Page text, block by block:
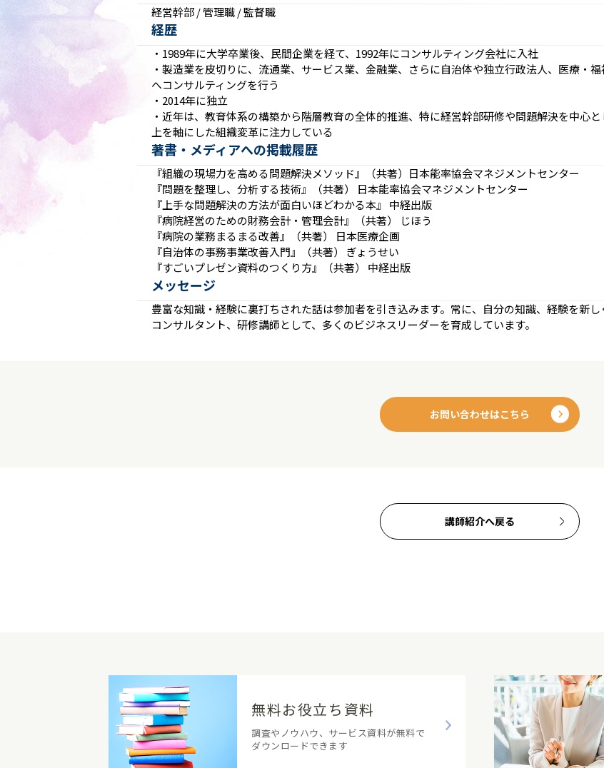
経営幹部 / 管理職 / 監督職
経歴
・1989年に大学卒業後、民間企業を経て、1992年にコンサルティング会社に入社
・製造業を皮切りに、流通業、サービス業、金融業、さらに自治体や独立行政法人、医療・
へコンサルティングを行う
・2014年に独立
・近年は、教育体系の構築から階層教育の全体的推進、特に経営幹部研修や問題解決を中心
上を軸にした組織変革に注力している
著書・メディアへの掲載履歴
『組織の現場力を高める問題解決メソッド』（共著）日本能率協会マネジメントセンター
『問題を整理し、分析する技術』（共著） 日本能率協会マネジメントセンター
『上手な問題解決の方法が面白いほどわかる本』 中経出版
『病院経営のための財務会計・管理会計』（共著） じほう
『病院の業務まるまる改善』（共著） 日本医療企画
『自治体の事務事業改善入門』（共著） ぎょうせい
『すごいプレゼン資料のつくり方』（共著） 中経出版
メッセージ
豊富な知識・経験に裏打ちされた話は参加者を引き込みます。常に、自分の知識、経験を新
コンサルタント、研修講師として、多くのビジネスリーダーを育成しています。
お問い合わせはこちら
講師紹介へ戻る
無料お役立ち資料
調査やノウハウ、サービス資料が無料で
ダウンロードできます